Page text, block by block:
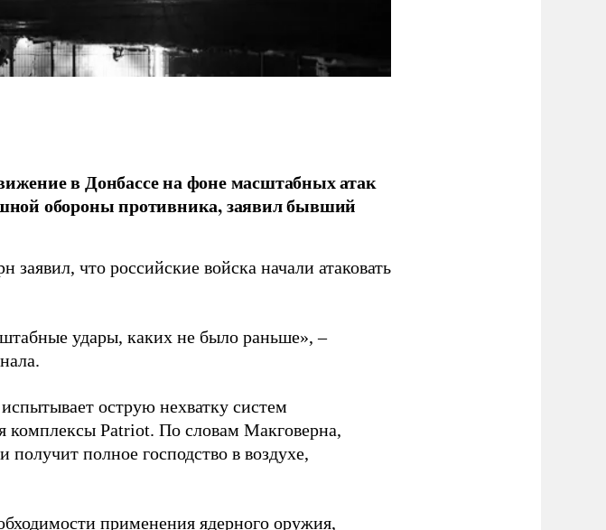
в Донбассе на фоне масштабных атак
обороны противника, заявил бывший
что российские войска начали атаковать
удары, каких не было раньше», –
острую нехватку систем
комплексы Patriot. По словам Макговерна,
получит полное господство в воздухе,
применения ядерного оружия,